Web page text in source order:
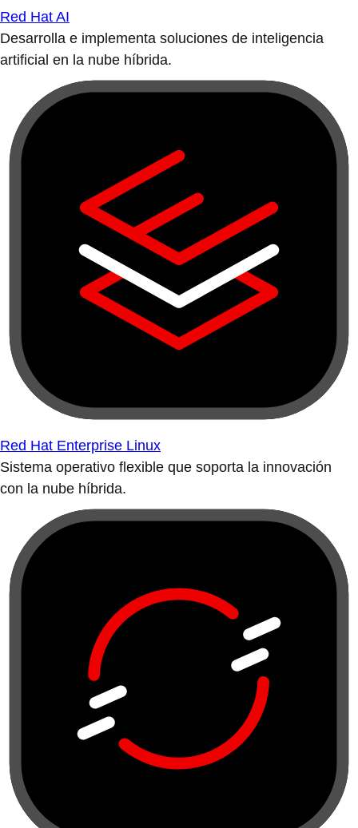
Red Hat AI
Desarrolla e implementa soluciones de inteligencia
artificial en la nube híbrida.
Red Hat Enterprise Linux
Sistema operativo flexible que soporta la innovación
con la nube híbrida.